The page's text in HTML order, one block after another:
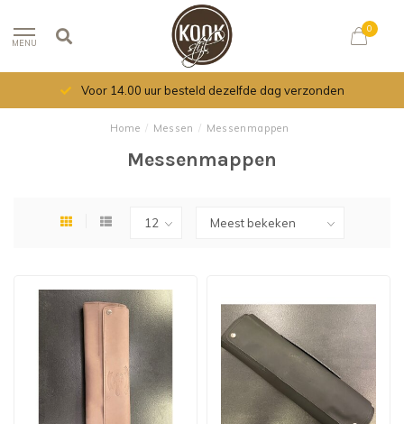
MENU
0
Voor 14.00 uur besteld dezelfde dag verzonden
Home / Messen / Messenmappen
Messenmappen